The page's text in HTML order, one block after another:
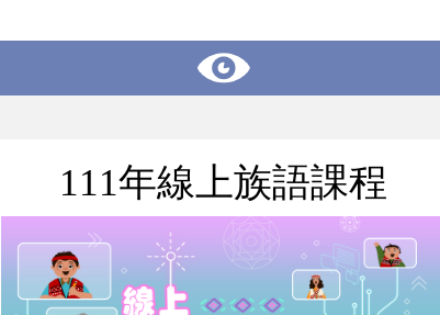
111年線上族語課程